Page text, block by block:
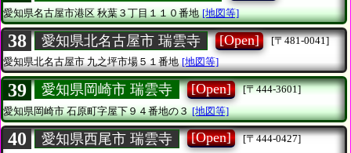
愛知県名古屋市港区秋葉３丁目１１０番地 [地図等]
38 愛知県北名古屋市 瑞雲寺 [Open]
[〒481-0041]
愛知県北名古屋市九之坪市場５１番地 [地図等]
39 愛知県岡崎市 瑞雲寺 [Open]
[〒444-3601]
愛知県岡崎市石原町字屋下９４番地の３ [地図等]
40 愛知県西尾市 瑞雲寺 [Open]
[〒444-0427]